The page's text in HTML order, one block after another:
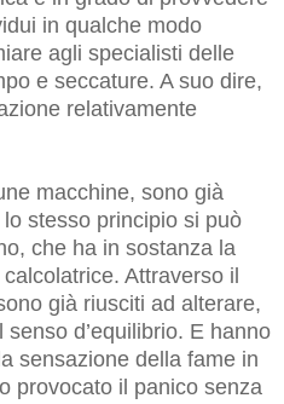
in qualche modo
agli specialisti delle
e seccature. A suo dire,
relativamente
macchine, sono già
stesso principio si può
che ha in sostanza la
Attraverso il
già riusciti ad alterare,
d’equilibrio. E hanno
sensazione della fame in
provocato il panico senza